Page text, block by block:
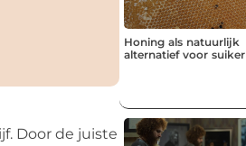
Door de juiste
Honing als natuurlijk
alternatief voor suiker